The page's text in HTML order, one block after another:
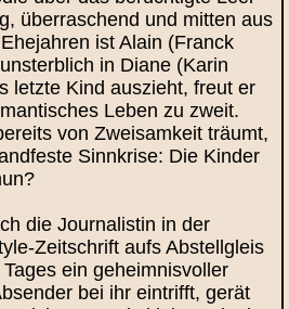
überraschend und mitten aus
ist Alain (Franck
in Diane (Karin
letzte Kind auszieht, freut er
Leben zu zweit.
von Zweisamkeit träumt,
Sinnkrise: Die Kinder
die Journalistin in der
Zeitschrift aufs Abstellgleis
ein geheimnisvoller
bei ihr eintrifft, gerät